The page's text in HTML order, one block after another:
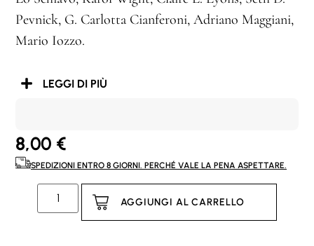
Pevnick, G. Carlotta Cianferoni, Adriano Maggiani,
Mario Iozzo.
LEGGI DI PIÙ
8,00 €
SPEDIZIONI ENTRO 8 GIORNI. PERCHÉ VALE LA PENA ASPETTARE.
AGGIUNGI AL CARRELLO